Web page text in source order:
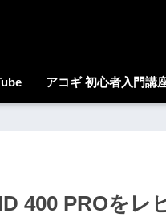
アコギ 初心者入門講
400 PROをレ